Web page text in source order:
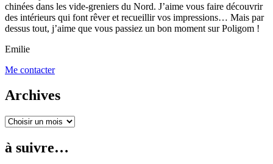
chinées dans les vide-greniers du Nord. J’aime vous faire découvrir
des intérieurs qui font rêver et recueillir vos impressions… Mais par
dessus tout, j’aime que vous passiez un bon moment sur Poligom !
Emilie
Me contacter
Archives
à suivre…